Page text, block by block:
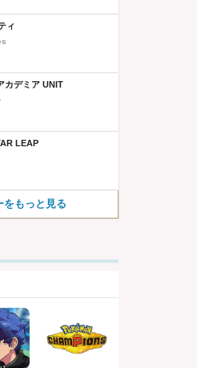
ィ
カデミア UNIT
LEAP
をもっと見る